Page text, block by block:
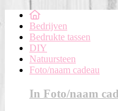
Bedrijven
Bedrukte tassen
DIY
Natuursteen
Foto/naam cadeau
In Foto/naam